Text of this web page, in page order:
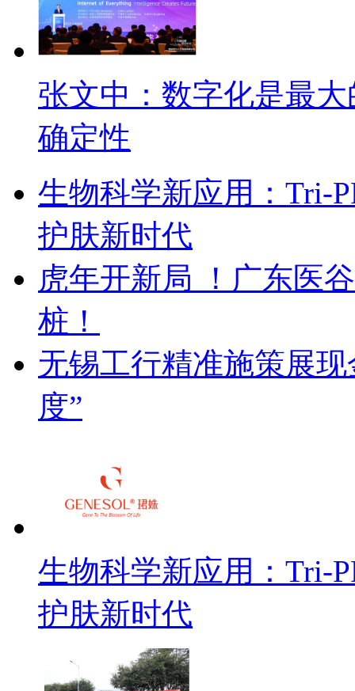
张文中：数字化是最
确定性
生物科学新应用：Tri-
护肤新时代
虎年开新局 ！广东医
桩！
无锡工行精准施策展
度”
生物科学新应用：Tri-
护肤新时代